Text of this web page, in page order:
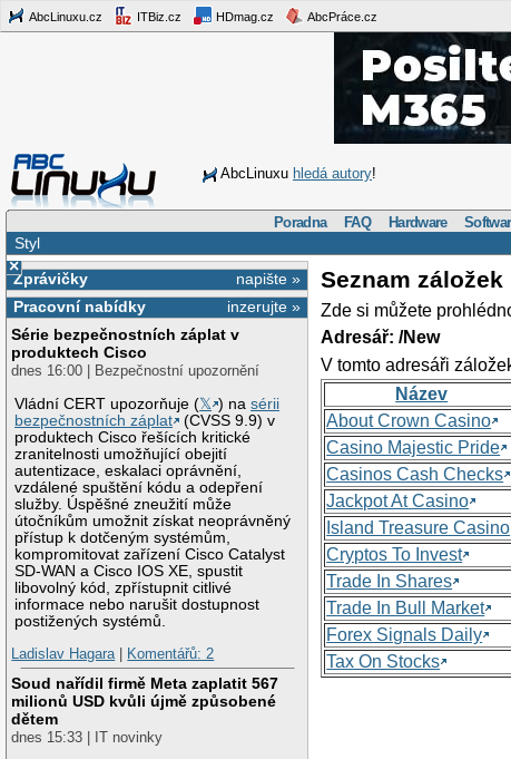
AbcLinuxu.cz ITBiz.cz HDmag.cz AbcPráce.cz
AbcLinuxu hledá autory!
Poradna FAQ Hardware
Styl
×
napište »
Zprávičky
inzerujte »
Pracovní nabídky
Série bezpečnostních záplat v
produktech Cisco
dnes 16:00 | Bezpečnostní upozornění
Vládní CERT upozorňuje (𝕏 ) nasérii
bezpečnostních záplat
(CVSS 9.9) v
produktech Cisco řešících kritické
zranitelnosti umožňující obejití
autentizace, eskalaci oprávnění,
vzdálené spuštění kódu a odepření
služby. Úspěšné zneužití může
útočníkům umožnit získat neoprávněný
přístup k dotčeným systémům,
kompromitovat zařízení Cisco Catalyst
SD-WAN a Cisco IOS XE, spustit
libovolný kód, zpřístupnit citlivé
informace nebo narušit dostupnost
postižených systémů.
Ladislav Hagara| Komentářů: 2
Soud nařídil firmě Meta zaplatit 567
milionů USD kvůli újmě způsobené
dětem
dnes 15:33 | IT novinky
Seznam záložek
Zde si můžete
Adresář: /New
V tomto adresáři
Název
About Crown Casino
Casino Majestic Pride
Casinos Cash Checks
Jackpot At Casino
Island Treasure Casino
Cryptos To Invest
Trade In Shares
Trade In Bull Market
Forex Signals Daily
Tax On Stocks